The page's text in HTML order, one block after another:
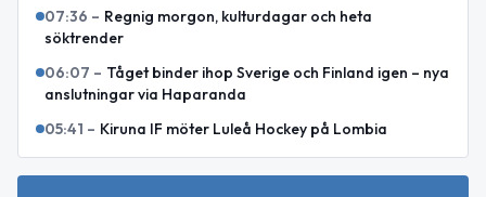
07:36 – Regnig morgon, kulturdagar och heta
söktrender
06:07 – Tåget binder ihop Sverige och Finland igen – nya
anslutningar via Haparanda
05:41 – Kiruna IF möter Luleå Hockey på Lombia